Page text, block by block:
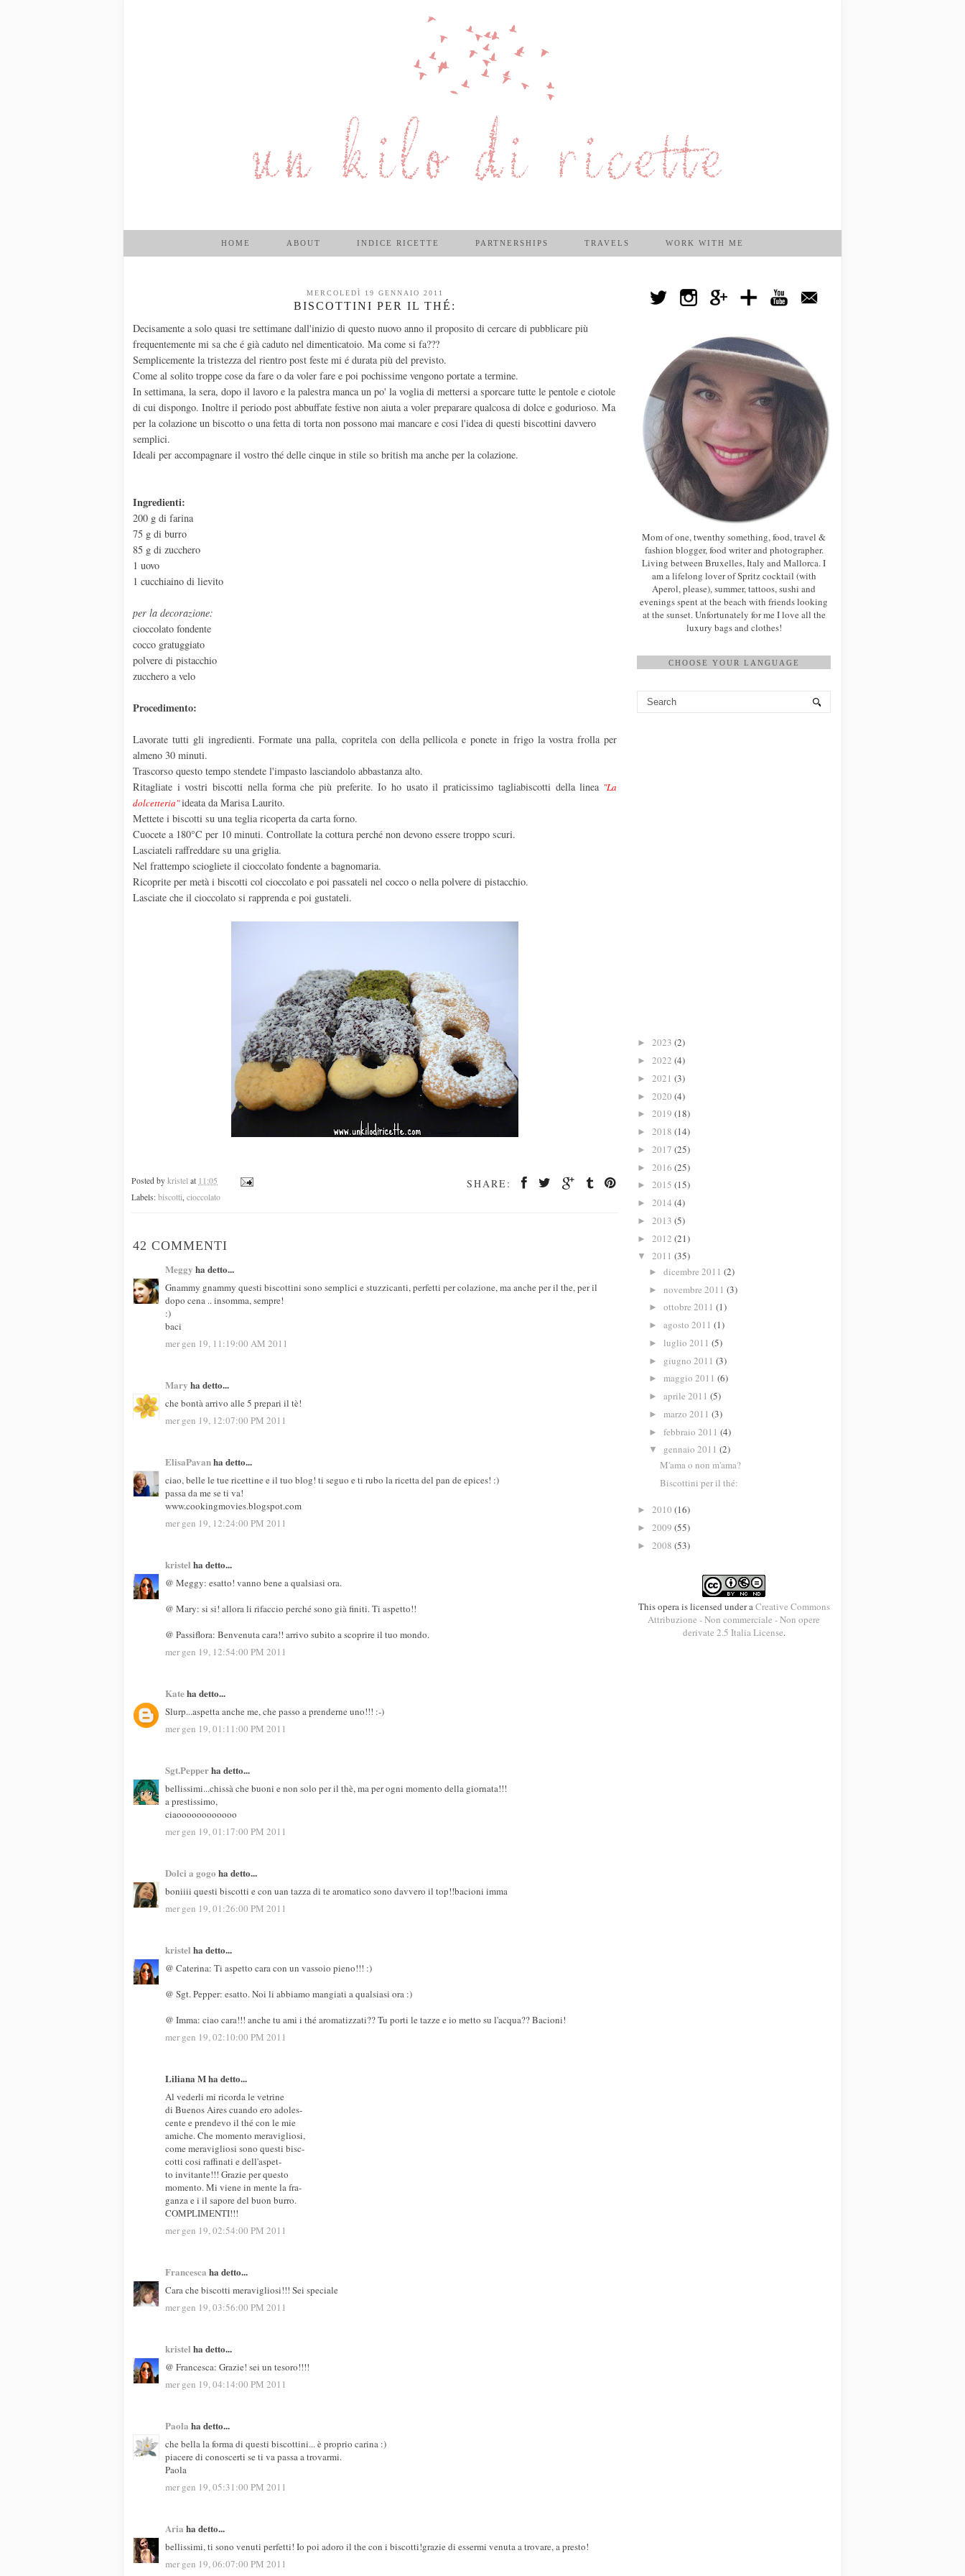
HOME ABOUT INDICE RICETTE PARTNERSHIPS TRAVELS WORK WITH ME
MERCOLEDÌ 19 GENNAIO 2011
BISCOTTINI PER IL THÉ:
Decisamente a solo quasi tre settimane dall'inizio di questo nuovo anno il proposito di cercare di pubblicare più
frequentemente mi sa che é già caduto nel dimenticatoio. Ma come si fa???
Semplicemente la tristezza del rientro post feste mi é durata più del previsto.
Come al solito troppe cose da fare o da voler fare e poi pochissime vengono portate a termine.
In settimana, la sera, dopo il lavoro e la palestra manca un po' la voglia di mettersi a sporcare tutte le pentole e ciotole
di cui dispongo. Inoltre il periodo post abbuffate festive non aiuta a voler preparare qualcosa di dolce e godurioso. Ma
per la colazione un biscotto o una fetta di torta non possono mai mancare e cosi l'idea di questi biscottini davvero
semplici.
Ideali per accompagnare il vostro thé delle cinque in stile so british ma anche per la colazione.
Ingredienti:
200 g di farina
75 g di burro
85 g di zucchero
1 uovo
1 cucchiaino di lievito
per la decorazione:
cioccolato fondente
cocco gratuggiato
polvere di pistacchio
zucchero a velo
Procedimento:
Lavorate tutti gli ingredienti. Formate una palla, copritela con della pellicola e ponete in frigo la vostra frolla per
almeno 30 minuti.
Trascorso questo tempo stendete l'impasto lasciandolo abbastanza alto.
Ritagliate i vostri biscotti nella forma che più preferite. Io ho usato il praticissimo tagliabiscotti della linea "La
dolcetteria"ideata da Marisa Laurito.
Mettete i biscotti su una teglia ricoperta da carta forno.
Cuocete a 180°C per 10 minuti. Controllate la cottura perché non devono essere troppo scuri.
Lasciateli raffreddare su una griglia.
Nel frattempo sciogliete il cioccolato fondente a bagnomaria.
Ricoprite per metà i biscotti col cioccolato e poi passateli nel cocco o nella polvere di pistacchio.
Lasciate che il cioccolato si rapprenda e poi gustateli.
SHARE:
Posted by kristel at 11:05
Labels: biscotti, cioccolato
42 COMMENTI
Meggy ha detto...
Gnammy gnammy questi biscottini sono semplici e stuzzicanti, perfetti per colazione, ma anche per il the, per il
dopo cena .. insomma, sempre!
:)
baci
mer gen 19, 11:19:00 AM 2011
Mary ha detto...
che bontà arrivo alle 5 prepari il tè!
mer gen 19, 12:07:00 PM 2011
ElisaPavanha detto...
ciao, belle le tue ricettine e il tuo blog! ti seguo e ti rubo la ricetta del pan de epices! :)
passa da me se ti va!
www.cookingmovies.blogspot.com
mer gen 19, 12:24:00 PM 2011
kristel ha detto...
@ Meggy: esatto! vanno bene a qualsiasi ora.
@ Mary: si si! allora li rifaccio perché sono già finiti. Ti aspetto!!
@ Passiflora: Benvenuta cara!! arrivo subito a scoprire il tuo mondo.
mer gen 19, 12:54:00 PM 2011
Kateha detto...
Slurp...aspetta anche me, che passo a prenderne uno!!! :-)
mer gen 19, 01:11:00 PM 2011
Sgt.Pepperha detto...
bellissimi...chissà che buoni e non solo per il thè, ma per ogni momento della giornata!!!
a prestissimo,
ciaoooooooooooo
mer gen 19, 01:17:00 PM 2011
Dolci a gogo ha detto...
boniiii questi biscotti e con uan tazza di te aromatico sono davvero il top!!bacioni imma
mer gen 19, 01:26:00 PM 2011
kristel ha detto...
@ Caterina: Ti aspetto cara con un vassoio pieno!!! :)
@ Sgt. Pepper: esatto. Noi li abbiamo mangiati a qualsiasi ora :)
@ Imma: ciao cara!!! anche tu ami i thé aromatizzati?? Tu porti le tazze e io metto su l'acqua?? Bacioni!
mer gen 19, 02:10:00 PM 2011
Liliana M ha detto...
Al vederli mi ricorda le vetrine
di Buenos Aires cuando ero adoles-
cente e prendevo il thé con le mie
amiche. Che momento meravigliosi,
come meravigliosi sono questi bisc-
cotti cosi raffinati e dell'aspet-
to invitante!!! Grazie per questo
momento. Mi viene in mente la fra-
ganza e i il sapore del buon burro.
COMPLIMENTI!!!
mer gen 19, 02:54:00 PM 2011
Francesca ha detto...
Cara che biscotti meravigliosi!!! Sei speciale
mer gen 19, 03:56:00 PM 2011
kristel ha detto...
@ Francesca: Grazie! sei un tesoro!!!!
mer gen 19, 04:14:00 PM 2011
Paola ha detto...
che bella la forma di questi biscottini... è proprio carina :)
piacere di conoscerti se ti va passa a trovarmi.
Paola
mer gen 19, 05:31:00 PM 2011
Aria ha detto...
bellissimi, ti sono venuti perfetti! Io poi adoro il the con i biscotti!grazie di essermi venuta a trovare, a presto!
mer gen 19, 06:07:00 PM 2011
Mom of one, twenthy something, food, travel &
fashion blogger, food writer and photographer.
Living between Bruxelles, Italy and Mallorca. I
am a lifelong lover of Spritz cocktail (with
Aperol, please), summer, tattoos, sushi and
evenings spent at the beach with friends looking
at the sunset. Unfortunately for me I love all the
luxury bags and clothes!
CHOOSE YOUR LANGUAGE
► 2023 (2)
► 2022 (4)
► 2021 (3)
► 2020 (4)
► 2019 (18)
► 2018 (14)
► 2017 (25)
► 2016 (25)
► 2015 (15)
► 2014 (4)
► 2013 (5)
► 2012 (21)
▼ 2011 (35)
► dicembre 2011 (2)
► novembre 2011 (3)
► ottobre 2011 (1)
► agosto 2011 (1)
► luglio 2011 (5)
► giugno 2011 (3)
► maggio 2011 (6)
► aprile 2011 (5)
► marzo 2011 (3)
► febbraio 2011 (4)
▼ gennaio 2011 (2)
M'ama o non m'ama?
Biscottini per il thé:
► 2010 (16)
► 2009 (55)
► 2008 (53)
This opera is licensed under aCreative Commons
Attribuzione - Non commerciale - Non opere
derivate 2.5 Italia License.